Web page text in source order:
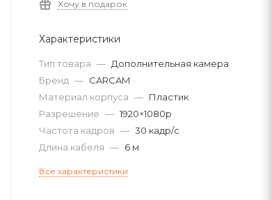
Хочу в подарок
Характеристики
Тип товара — Дополнительная камера
Бренд — CARCAM
Материал корпуса — Пластик
Разрешение — 1920×1080p
Частота кадров — 30 кадр/с
Длина кабеля — 6 м
Все характеристики